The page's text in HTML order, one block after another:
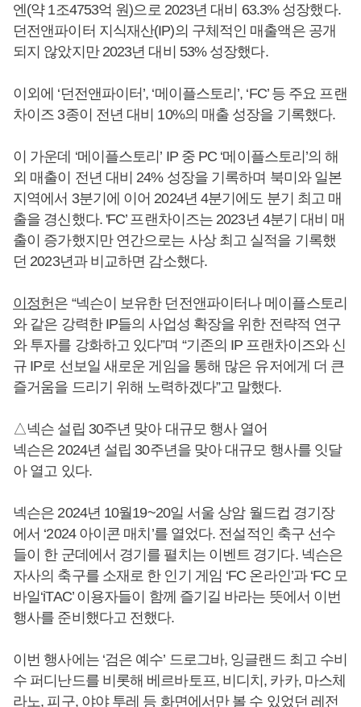
엔(약 1조4753억 원)으로 2023년 대비 63.3% 성장했다.
던전앤파이터 지식재산(IP)의 구체적인 매출액은 공개
되지 않았지만 2023년 대비 53% 성장했다.
이외에 ‘던전앤파이터’, ‘메이플스토리’, ‘FC’ 등 주요 프랜
차이즈 3종이 전년 대비 10%의 매출 성장을 기록했다.
이 가운데 ‘메이플스토리’ IP 중 PC ‘메이플스토리’의 해
외 매출이 전년 대비 24% 성장을 기록하며 북미와 일본
지역에서 3분기에 이어 2024년 4분기에도 분기 최고 매
출을 경신했다. 'FC’ 프랜차이즈는 2023년 4분기 대비 매
출이 증가했지만 연간으로는 사상 최고 실적을 기록했
던 2023년과 비교하면 감소했다.
이정헌은 “넥슨이 보유한 던전앤파이터나 메이플스토리
와 같은 강력한 IP들의 사업성 확장을 위한 전략적 연구
와 투자를 강화하고 있다”며 “기존의 IP 프랜차이즈와 신
규 IP로 선보일 새로운 게임을 통해 많은 유저에게 더 큰
즐거움을 드리기 위해 노력하겠다”고 말했다.
△넥슨 설립 30주년 맞아 대규모 행사 열어
넥슨은 2024년 설립 30주년을 맞아 대규모 행사를 잇달
아 열고 있다.
넥슨은 2024년 10월19~20일 서울 상암 월드컵 경기장
에서 ‘2024 아이콘 매치’를 열었다. 전설적인 축구 선수
들이 한 군데에서 경기를 펼치는 이벤트 경기다. 넥슨은
자사의 축구를 소재로 한 인기 게임 ‘FC 온라인’과 ‘FC 모
바일‘iTAC’ 이용자들이 함께 즐기길 바라는 뜻에서 이번
행사를 준비했다고 전했다.
이번 행사에는 ‘검은 예수’ 드로그바, 잉글랜드 최고 수비
수 퍼디난드를 비롯해 베르바토프, 비디치, 카카, 마스체
라노, 피구, 야야 투레 등 화면에서만 볼 수 있었던 레전